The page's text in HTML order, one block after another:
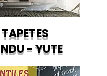
TAPETES
- YUTE